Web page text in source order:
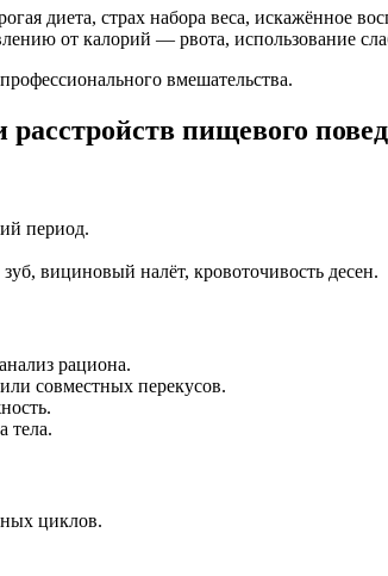
диета, страх набора веса, искажённое
от калорий — рвота, использование
вмешательства.
пищевого
период.
вициновый налёт, кровоточивость десен.
рациона.
совместных перекусов.
тела.
циклов.